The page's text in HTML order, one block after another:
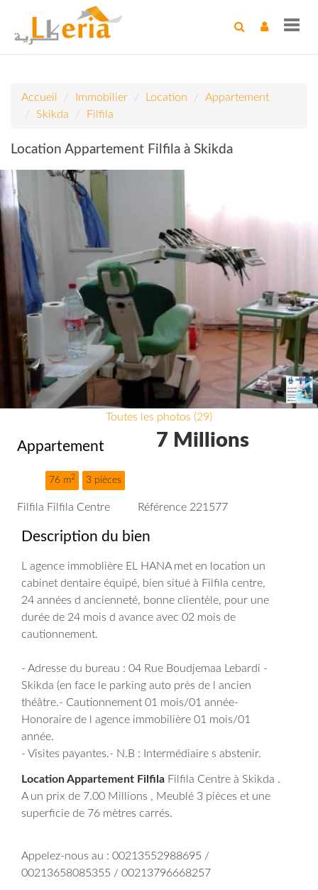
Accueil Immobilier Location
Appartement
Skikda
Filfila
Location Appartement Filfila à Skikda
Toutes les photos (29)
Appartement
76 m2 3 pièces
7 Millions
Filfila Filfila Centre Référence 221577
Description du bien
L agence immoblière EL HANA met en location un
cabinet dentaire équipé, bien situé à Filfila centre,
24 années d ancienneté, bonne clientèle, pour une
durée de 24 mois d avance avec 02 mois de
cautionnement.
- Adresse du bureau : 04 Rue Boudjemaa Lebardi -
Skikda (en face le parking auto près de l ancien
théâtre.- Cautionnement 01 mois/01 année-
Honoraire de l agence immobilière 01 mois/01
année.
- Visites payantes.- N.B : Intermédiaire s abstenir.
Location Appartement Filfila Filfila Centre à Skikda .
A un prix de 7.00 Millions , Meublé 3 pièces et une
superficie de 76 mètres carrés.
Appelez-nous au : 00213552988695 /
00213658085355 / 00213796668257